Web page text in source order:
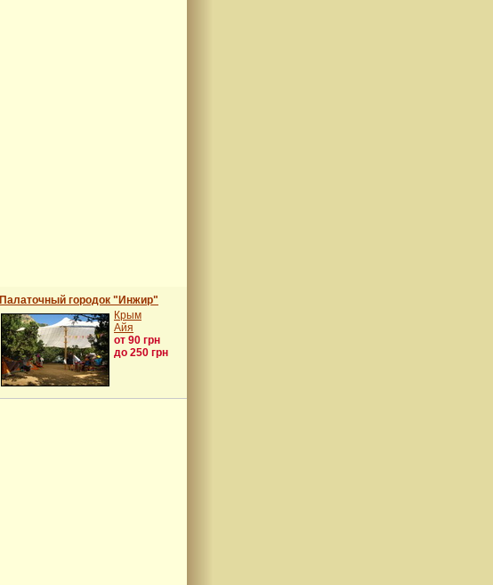
Палаточный городок "Инжир"
Крым
Айя
от 90 грн
до 250 грн